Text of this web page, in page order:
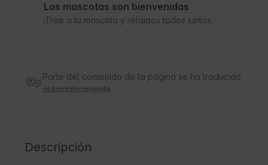
Las mascotas son bienvenidas
¡Trae a tu mascota y relajaos todos juntos.
Parte del contenido de la página se ha traducido
automáticamente.
Descripción